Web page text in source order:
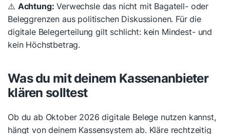
⚠️ Achtung: Verwechsle das nicht mit Bagatell- oder
Beleggrenzen aus politischen Diskussionen. Für die
digitale Belegerteilung gilt schlicht: kein Mindest- und
kein Höchstbetrag.
Was du mit deinem Kassenanbieter
klären solltest
Ob du ab Oktober 2026 digitale Belege nutzen kannst,
hängt von deinem Kassensystem ab. Kläre rechtzeitig